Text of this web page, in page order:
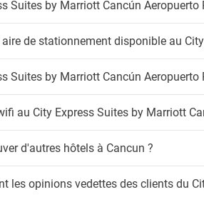
Suites by Marriott Cancún
aire de stationnement disponible au
Suites by Marriott Cancún
au City Express Suites by Marriott
d'autres hôtels à Cancun ?
les opinions vedettes des clients du